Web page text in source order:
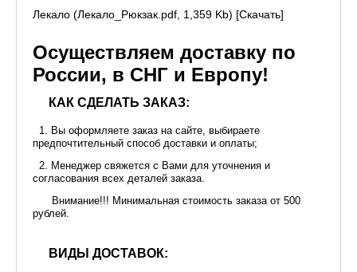
Лекало (Лекало_Рюкзак.pdf, 1,359 Kb) [Скачать]
Осуществляем доставку по
России, в СНГ и Европу!
КАК СДЕЛАТЬ ЗАКАЗ:
1. Вы оформляете заказ на сайте, выбираете
предпочтительный способ доставки и оплаты;
2. Менеджер свяжется с Вами для уточнения и
согласования всех деталей заказа.
Внимание!!! Минимальная стоимость заказа от 500
рублей.
ВИДЫ ДОСТАВОК: